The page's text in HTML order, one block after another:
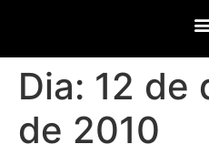
Dia: 12 de
de 2010